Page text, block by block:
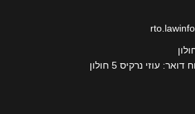
עוזי נרקיס 5 חולון